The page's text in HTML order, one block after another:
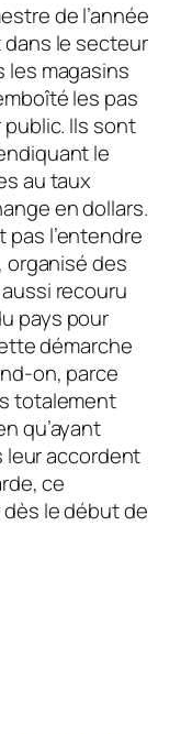
de l’année
dans le secteur
les magasins
les pas
Ils sont
le
au taux
en dollars.
pas l’entendre
organisé des
recouru
pays pour
démarche
on, parce
totalement
qu’ayant
leur accordent
ce
le début de